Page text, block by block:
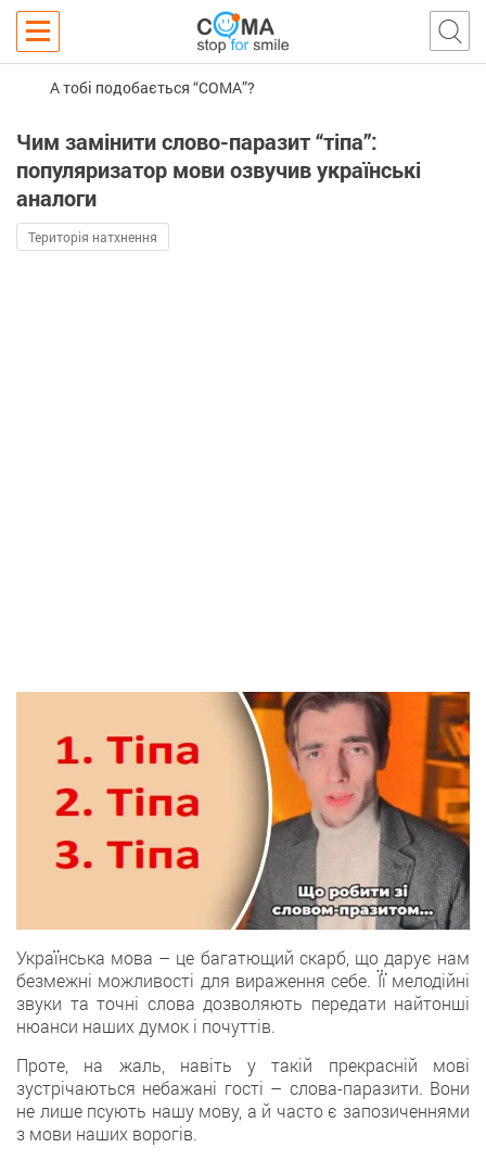
А тобі подобається “COMA”?
Чим замінити слово-паразит “тіпа”:
популяризатор мови озвучив українські
аналоги
Територія натхнення
Українська мова – це багатющий скарб, що дарує нам
безмежні можливості для вираження себе. Її мелодійні
звуки та точні слова дозволяють передати найтонші
нюанси наших думок і почуттів.
Проте, на жаль, навіть у такій прекрасній мові
зустрічаються небажані гості – слова-паразити. Вони
не лише псують нашу мову, а й часто є запозиченнями
з мови наших ворогів.